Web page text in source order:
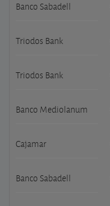
Banco Sabadell
Triodos Bank
Triodos Bank
Banco Mediolanum
Cajamar
Banco Sabadell